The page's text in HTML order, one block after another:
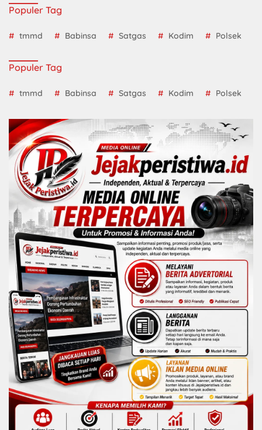
Populer Tag
tmmd Babinsa Satgas Kodim Polsek
Populer Tag
tmmd Babinsa Satgas Kodim Polsek